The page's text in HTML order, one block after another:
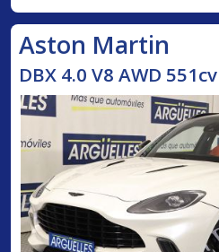
Aston Martin
DBX 4.0 V8 AWD 551cv